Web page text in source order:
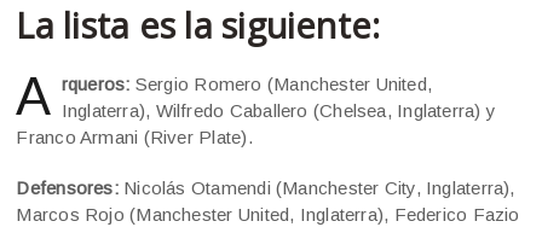
La lista es la siguiente:
A rqueros: Sergio Romero (Manchester United,
Inglaterra), Wilfredo Caballero (Chelsea, Inglaterra) y
Franco Armani (River Plate).
Defensores:Nicolás Otamendi (Manchester City, Inglaterra),
Marcos Rojo (Manchester United, Inglaterra), Federico Fazio